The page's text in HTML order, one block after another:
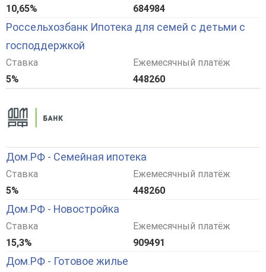
10,65%
684984
Россельхозбанк Ипотека для семей с детьми с
господдержкой
Ставка
5%
Ежемесячный платёж
448260
Дом.РФ - Семейная ипотека
Ставка
5%
Ежемесячный платёж
448260
Дом.РФ - Новостройка
Ставка
15,3%
Ежемесячный платёж
909491
Дом.РФ - Готовое жилье